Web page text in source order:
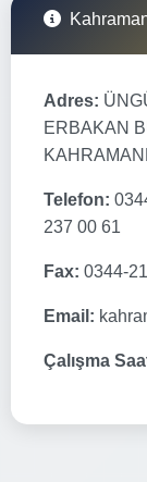
Adres:
ERBAKAN
Telefon:
237 00 61
Fax: 0344-
Email:
Çalışma